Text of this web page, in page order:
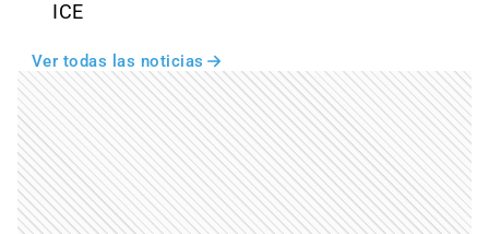
ICE
Ver todas las noticias